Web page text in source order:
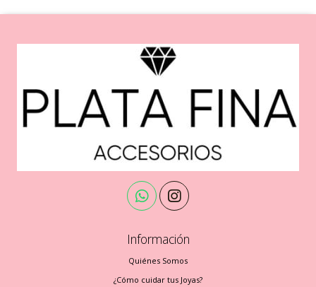
Información
Quiénes Somos
¿Cómo cuidar tus Joyas?